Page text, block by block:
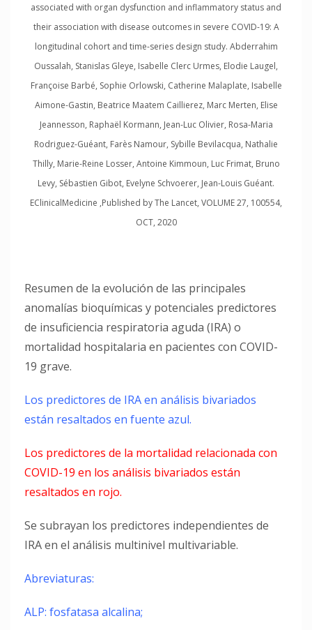
associated with organ dysfunction and inflammatory status and
their association with disease outcomes in severe COVID-19: A
longitudinal cohort and time-series design study. Abderrahim
Oussalah, Stanislas Gleye, Isabelle Clerc Urmes, Elodie Laugel,
Françoise Barbé, Sophie Orlowski, Catherine Malaplate, Isabelle
Aimone-Gastin, Beatrice Maatem Caillierez, Marc Merten, Elise
Jeannesson, Raphaël Kormann, Jean-Luc Olivier, Rosa-Maria
Rodriguez-Guéant, Farès Namour, Sybille Bevilacqua, Nathalie
Thilly, Marie-Reine Losser, Antoine Kimmoun, Luc Frimat, Bruno
Levy, Sébastien Gibot, Evelyne Schvoerer, Jean-Louis Guéant.
EClinicalMedicine ,Published by The Lancet, VOLUME 27, 100554,
OCT, 2020
Resumen de la evolución de las principales
anomalías bioquímicas y potenciales predictores
de insuficiencia respiratoria aguda (IRA) o
mortalidad hospitalaria en pacientes con COVID-
19 grave.
Los predictores de IRA en análisis bivariados
están resaltados en fuente azul.
Los predictores de la mortalidad relacionada con
COVID-19 en los análisis bivariados están
resaltados en rojo.
Se subrayan los predictores independientes de
IRA en el análisis multinivel multivariable.
Abreviaturas:
ALP: fosfatasa alcalina;